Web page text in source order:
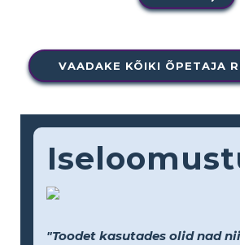
VAADAKE KÕIKI ÕPETAJA
"Toodet kasutades olid nad